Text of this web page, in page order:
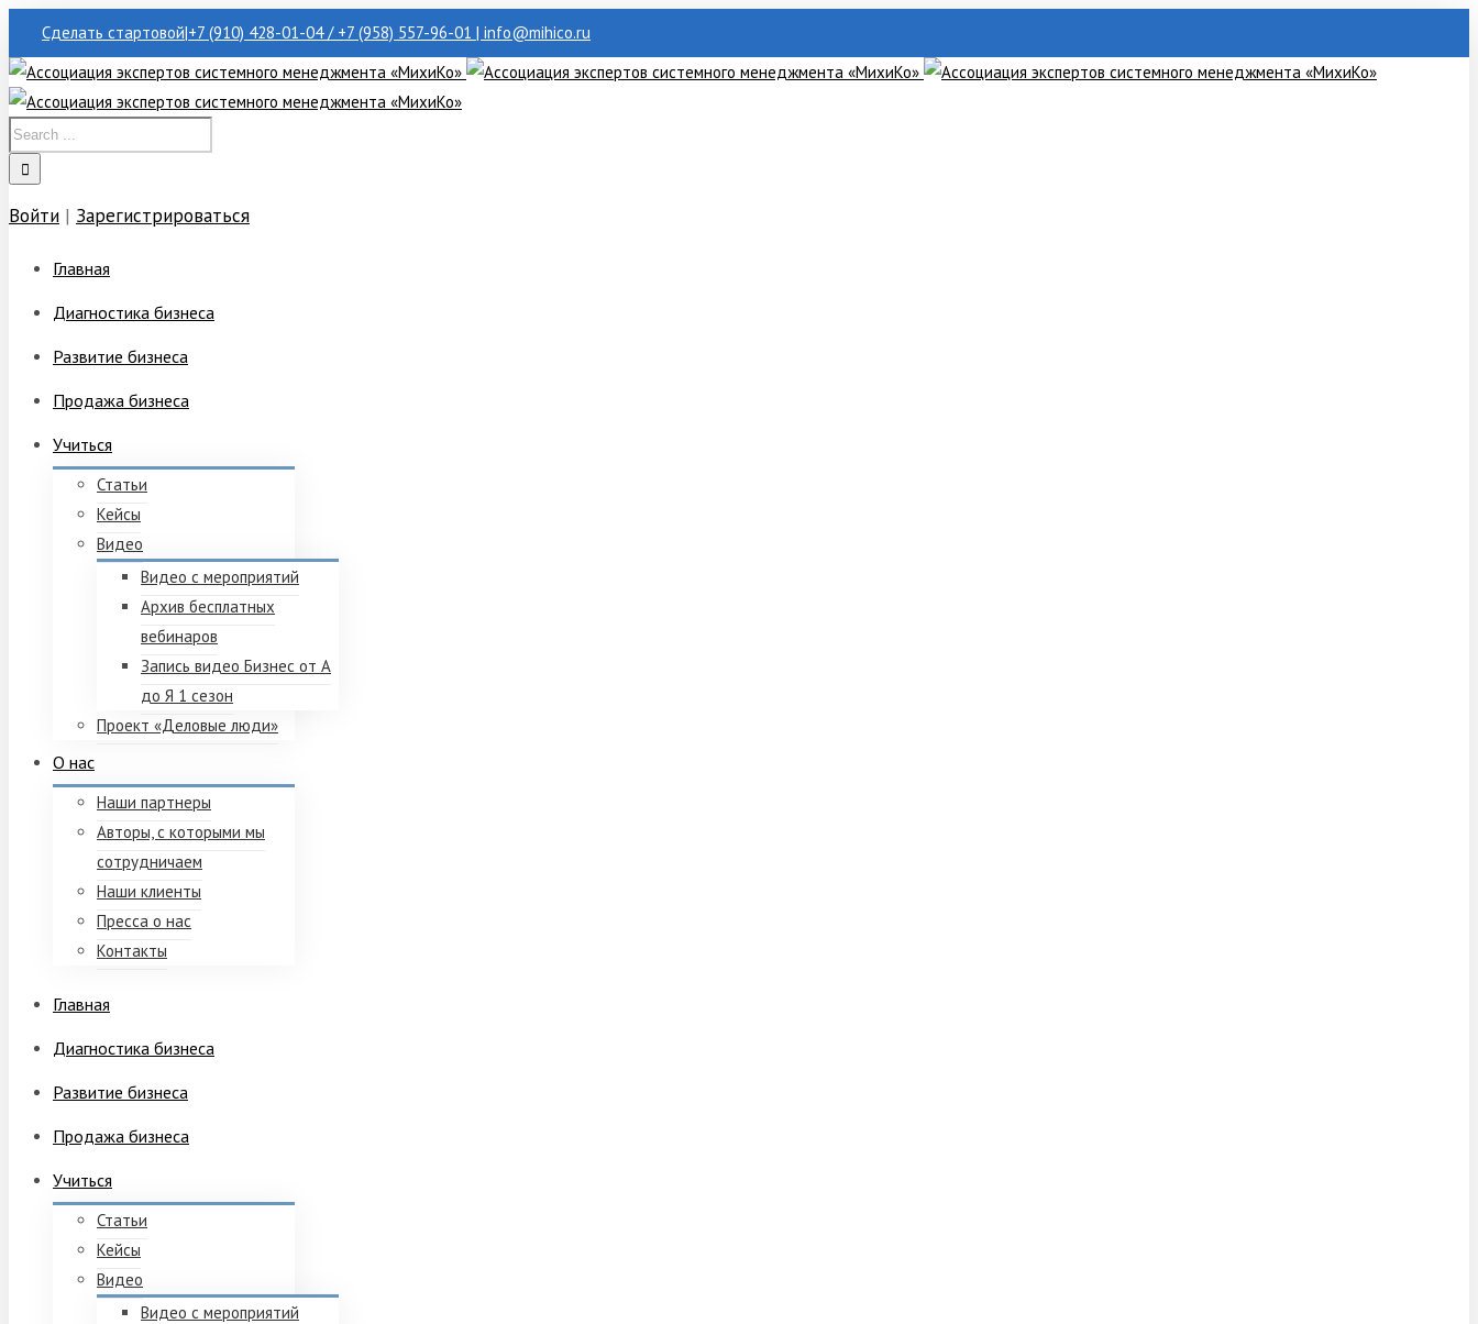
Сделать стартовой|+7 (910) 428-01-04 / +7 (958) 557-96-01 | info@mihico.ru
Войти | Зарегистрироваться
Главная
Диагностика бизнеса
Развитие бизнеса
Продажа бизнеса
Учиться
Статьи
Кейсы
Видео
Видео с мероприятий
Архив бесплатных
вебинаров
Запись видео Бизнес от А
до Я 1 сезон
Проект «Деловые люди»
О нас
Наши партнеры
Авторы, с которыми мы
сотрудничаем
Наши клиенты
Пресса о нас
Контакты
Главная
Диагностика бизнеса
Развитие бизнеса
Продажа бизнеса
Учиться
Статьи
Кейсы
Видео
Видео с мероприятий